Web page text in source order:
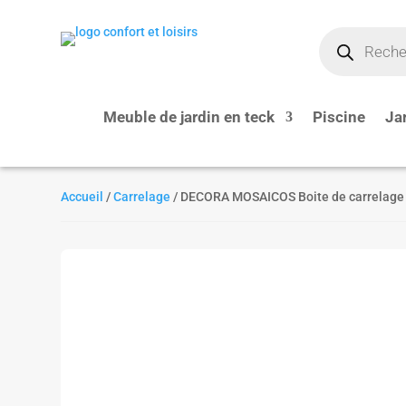
produits
Meuble de jardin en teck Piscine
Accueil /Carrelage / DECORA MOSAICOS Boite de